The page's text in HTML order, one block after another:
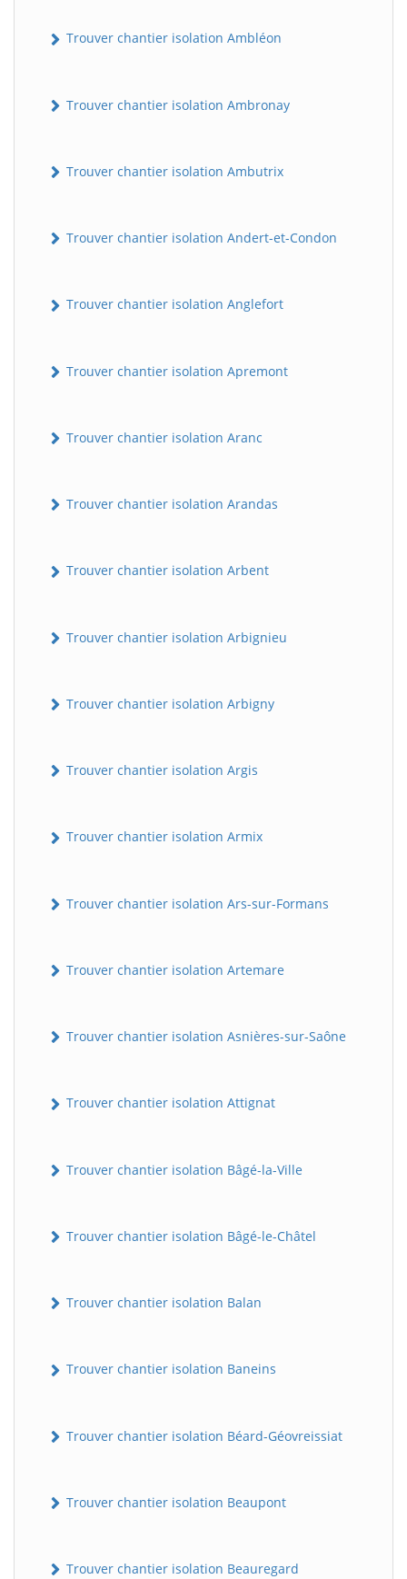
Trouver chantier isolation Ambléon
Trouver chantier isolation Ambronay
Trouver chantier isolation Ambutrix
Trouver chantier isolation Andert-et-Condon
Trouver chantier isolation Anglefort
Trouver chantier isolation Apremont
Trouver chantier isolation Aranc
Trouver chantier isolation Arandas
Trouver chantier isolation Arbent
Trouver chantier isolation Arbignieu
Trouver chantier isolation Arbigny
Trouver chantier isolation Argis
Trouver chantier isolation Armix
Trouver chantier isolation Ars-sur-Formans
Trouver chantier isolation Artemare
Trouver chantier isolation Asnières-sur-Saône
Trouver chantier isolation Attignat
Trouver chantier isolation Bâgé-la-Ville
Trouver chantier isolation Bâgé-le-Châtel
Trouver chantier isolation Balan
Trouver chantier isolation Baneins
Trouver chantier isolation Béard-Géovreissiat
Trouver chantier isolation Beaupont
Trouver chantier isolation Beauregard